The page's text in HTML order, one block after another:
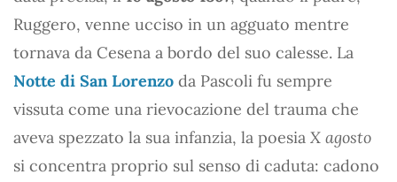
Ruggero, venne ucciso in un agguato mentre
tornava da Cesena a bordo del suo calesse. La
Notte di San Lorenzo da Pascoli fu sempre
vissuta come una rievocazione del trauma che
aveva spezzato la sua infanzia, la poesia X agosto
si concentra proprio sul senso di caduta: cadono